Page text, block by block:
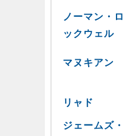
ノーマン・ロ
ックウェル
マヌキアン
リャド
ジェームズ・